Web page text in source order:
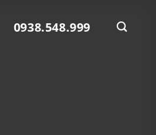
0938.548.999